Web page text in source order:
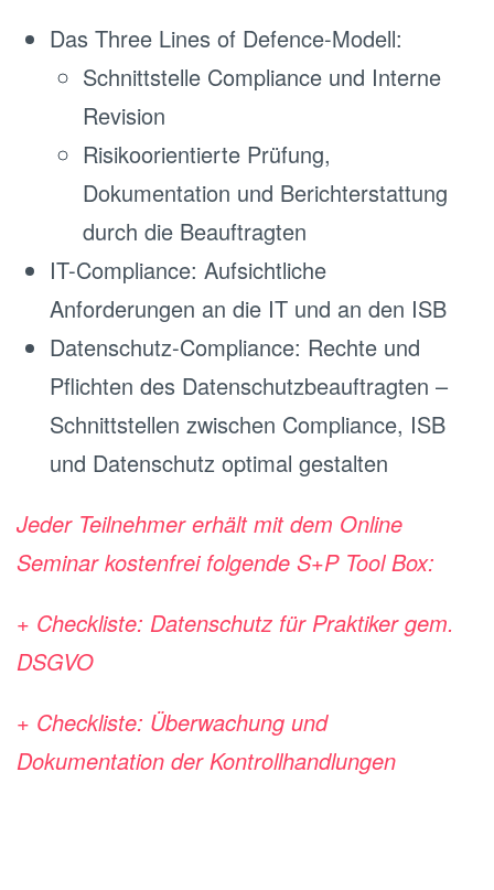
Das Three Lines of Defence-Modell:
Schnittstelle Compliance und Interne
Revision
Risikoorientierte Prüfung,
Dokumentation und Berichterstattung
durch die Beauftragten
IT-Compliance: Aufsichtliche
Anforderungen an die IT und an den ISB
Datenschutz-Compliance: Rechte und
Pflichten des Datenschutzbeauftragten –
Schnittstellen zwischen Compliance, ISB
und Datenschutz optimal gestalten
Jeder Teilnehmer erhält mit dem Online
Seminar kostenfrei folgende S+P Tool Box:
+ Checkliste: Datenschutz für Praktiker gem.
DSGVO
+ Checkliste: Überwachung und
Dokumentation der Kontrollhandlungen